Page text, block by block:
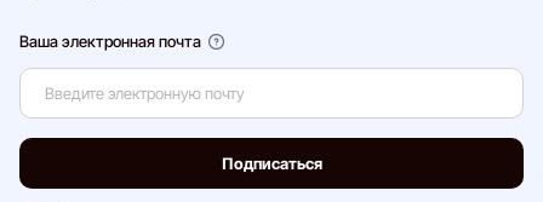
Ваша электронная почта
Подписаться